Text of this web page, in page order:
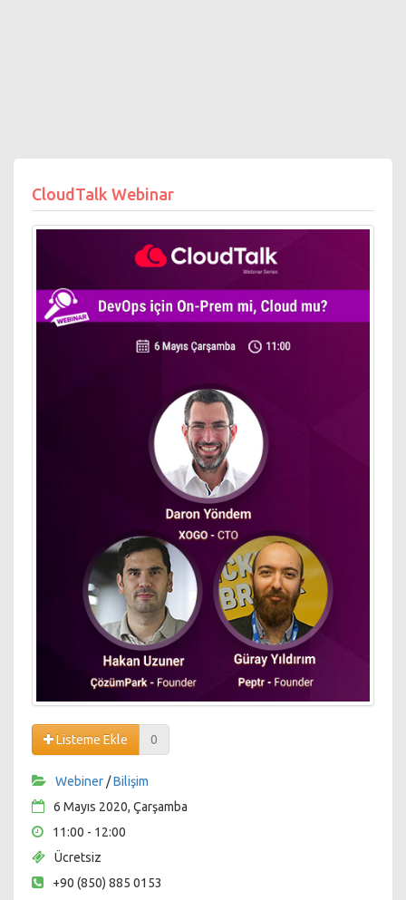
CloudTalk Webinar
Listeme Ekle 0
Webiner/Bilişim
6 Mayıs 2020, Çarşamba
11:00 - 12:00
Ücretsiz
+90 (850) 885 0153